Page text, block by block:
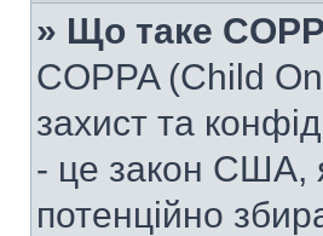
» Що таке
COPPA (Child
захист та
- це закон США,
потенційно